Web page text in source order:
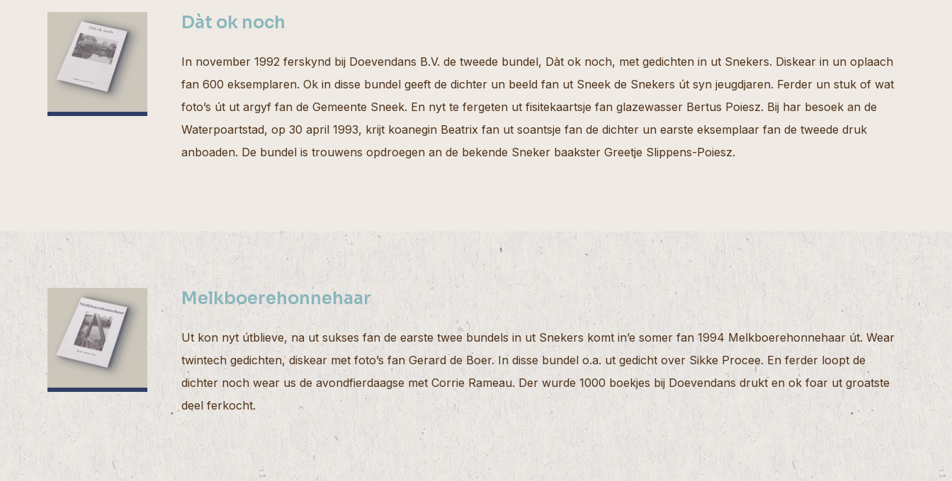
Dàt ok noch
In november 1992 ferskynd bij Doevendans B.V. de tweede bundel, Dàt ok noch, met gedichten in ut Snekers. Diskear in un oplaach
fan 600 eksemplaren. Ok in disse bundel geeft de dichter un beeld fan ut Sneek de Snekers út syn jeugdjaren. Ferder un stuk of wat
foto’s út ut argyf fan de Gemeente Sneek. En nyt te fergeten ut fisitekaartsje fan glazewasser Bertus Poiesz. Bij har besoek an de
Waterpoartstad, op 30 april 1993, krijt koanegin Beatrix fan ut soantsje fan de dichter un earste eksemplaar fan de tweede druk
anboaden. De bundel is trouwens opdroegen an de bekende Sneker baakster Greetje Slippens-Poiesz.
Melkboerehonnehaar
Ut kon nyt útblieve, na ut sukses fan de earste twee bundels in ut Snekers komt in’e somer fan 1994 Melkboerehonnehaar út. Wear
twintech gedichten, diskear met foto’s fan Gerard de Boer. In disse bundel o.a. ut gedicht over Sikke Procee. En ferder loopt de
dichter noch wear us de avondfierdaagse met Corrie Rameau. Der wurde 1000 boekjes bij Doevendans drukt en ok foar ut groatste
deel ferkocht.